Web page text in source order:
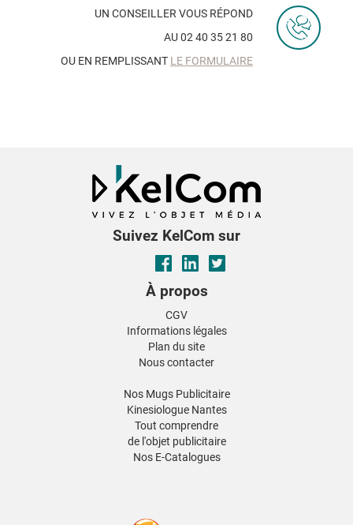
UN CONSEILLER VOUS RÉPOND
AU 02 40 35 21 80
OU EN REMPLISSANT LE FORMULAIRE
Suivez KelCom sur
À propos
CGV
Informations légales
Plan du site
Nous contacter
Nos Mugs Publicitaire
Kinesiologue Nantes
Tout comprendre
de l'objet publicitaire
Nos E-Catalogues